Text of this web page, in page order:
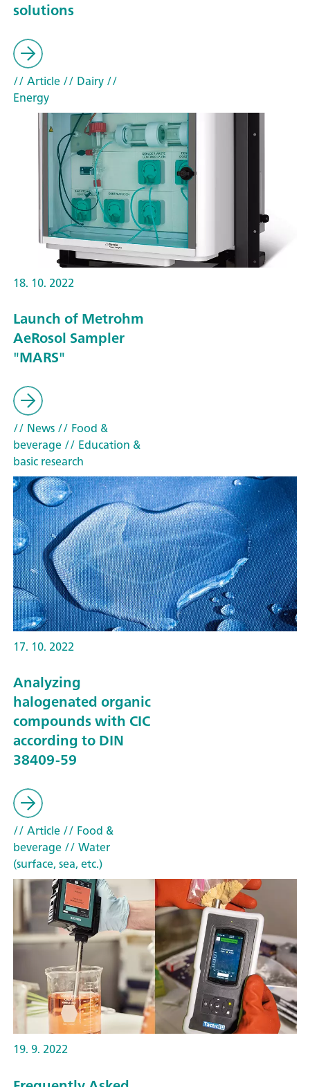
solutions
// Article// Dairy//
Energy
18. 10. 2022
Launch of Metrohm
AeRosol Sampler
"MARS"
// News// Food &
beverage// Education &
basic research
17. 10. 2022
Analyzing
halogenated organic
compounds with CIC
according to DIN
38409-59
// Article// Food &
beverage// Water
(surface, sea, etc.)
19. 9. 2022